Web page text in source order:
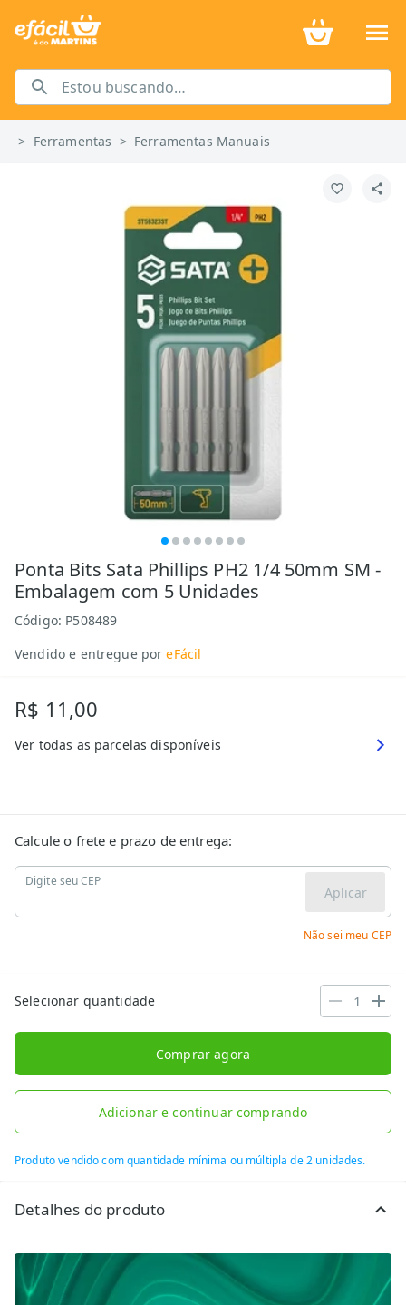
> Ferramentas > Ferramentas Manuais
Ponta Bits Sata Phillips PH2 1/4 50mm SM -
Embalagem com 5 Unidades
Código: P508489
Vendido e entregue por eFácil
R$ 11,00
Ver todas as parcelas disponíveis
Calcule o frete e prazo de entrega:
Digite seu CEP
Aplicar
Não sei meu CEP
Selecionar quantidade
Comprar agora
Adicionar e continuar comprando
Produto vendido com quantidade mínima ou múltipla de 2 unidades.
Detalhes do produto